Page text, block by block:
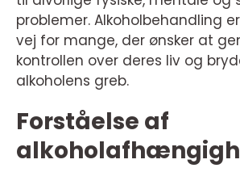
problemer. Alkoholbehandling
vej for mange, der ønsker at
kontrollen over deres liv og
alkoholens greb.
Forståelse af